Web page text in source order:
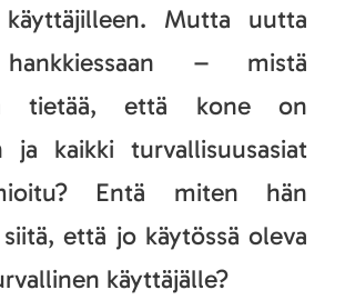
käyttäjilleen. Mutta uutta
– mistä
tietää, että kone on
ja kaikki turvallisuusasiat
Entä miten hän
että jo käytössä oleva
käyttäjälle?